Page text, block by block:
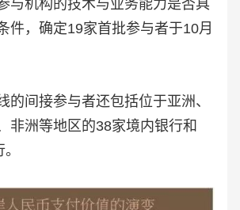
与机构的技术与业务能力是否具
件，确定19家首批参与者于10月
的间接参与者还包括位于亚洲、
非洲等地区的38家境内银行和